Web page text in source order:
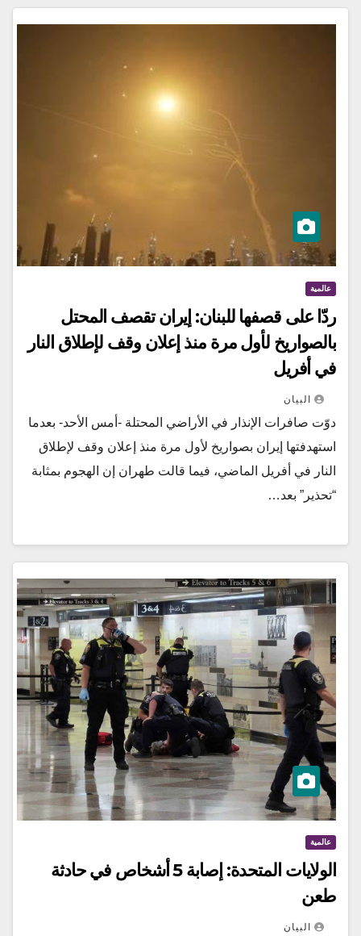
عالمية
ردّا على قصفها للبنان: إيران تقصف المحتل
بالصواريخ لأول مرة منذ إعلان وقف لإطلاق النار
في أفريل
البيان
دوّت صافرات الإنذار في الأراضي المحتلة -أمس الأحد- بعدما
استهدفتها إيران بصواريخ لأول مرة منذ إعلان وقف لإطلاق
النار في أفريل الماضي، فيما قالت طهران إن الهجوم بمثابة
“تحذير” بعد…
عالمية
الولايات المتحدة: إصابة 5 أشخاص في حادثة
طعن
البيان